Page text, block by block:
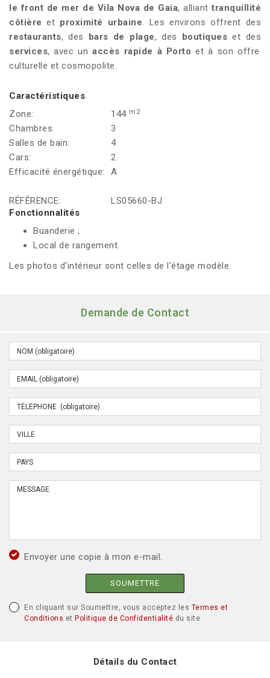
le front de mer de Vila Nova de Gaia, alliant tranquillité
côtière et proximité urbaine. Les environs offrent des
restaurants, des bars de plage, des boutiques et des
services, avec unaccès rapide à Porto et à son offre
culturelle et cosmopolite.
Caractéristiques
Zone:
144 m2
Chambres:
3
Salles de bain:
4
Cars:
2
Efficacité énergétique:
A
RÉFÉRENCE:
LS05660-BJ
Fonctionnalités
Buanderie ;
Local de rangement.
Les photos d'intérieur sont celles de l'étage modèle.
Demande de Contact
Envoyer une copie à mon e-mail.
SOUMETTRE
En cliquant sur Soumettre, vous acceptez les Termes et
Conditions et Politique de Confidentialité du site
Détails du Contact